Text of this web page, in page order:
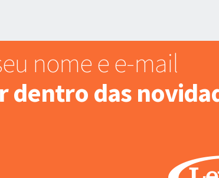
nome e e-mail
dentro das